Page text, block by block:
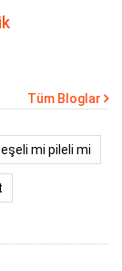
Tüm Bloglar
mi pileli mi